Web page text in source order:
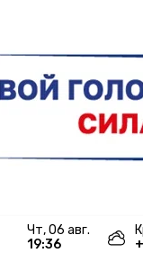
чт, 06 авг.
19:36
+